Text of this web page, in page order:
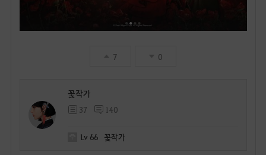
7 0
꽃작가
37 140
Lv 66 꽃작가